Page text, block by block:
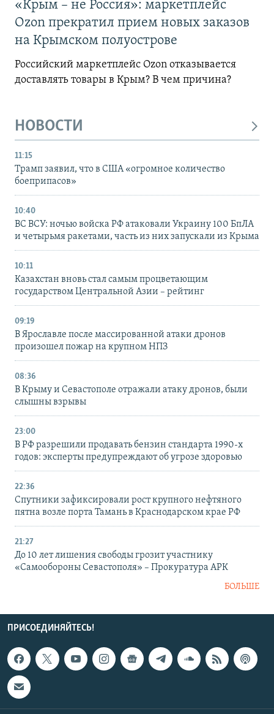
«Крым – не Россия»: маркетплейс
Ozon прекратил прием новых заказов
на Крымском полуострове
Российский маркетплейс Ozon отказывается
доставлять товары в Крым? В чем причина?
НОВОСТИ
11:15
Трамп заявил, что в США «огромное количество
боеприпасов»
10:40
ВС ВСУ: ночью войска РФ атаковали Украину 100 БпЛА
и четырьмя ракетами, часть из них запускали из Крыма
10:11
Казахстан вновь стал самым процветающим
государством Центральной Азии – рейтинг
09:19
В Ярославле после массированной атаки дронов
произошел пожар на крупном НПЗ
08:36
В Крыму и Севастополе отражали атаку дронов, были
слышны взрывы
23:00
В РФ разрешили продавать бензин стандарта 1990-х
годов: эксперты предупреждают об угрозе здоровью
22:36
Спутники зафиксировали рост крупного нефтяного
пятна возле порта Тамань в Краснодарском крае РФ
21:27
До 10 лет лишения свободы грозит участнику
«Самообороны Севастополя» – Прокуратура АРК
БОЛЬШЕ
ПРИСОЕДИНЯЙТЕСЬ!